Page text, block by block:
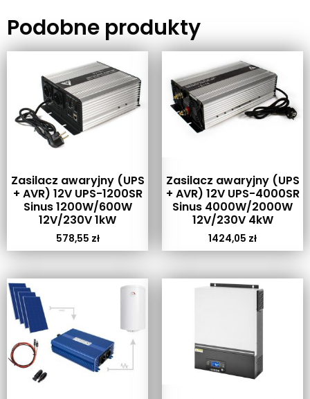
Podobne produkty
Zasilacz awaryjny (UPS
+ AVR) 12V UPS-1200SR
Sinus 1200W/600W
12V/230V 1kW
578,55 zł
Zasilacz awaryjny (UPS
+ AVR) 12V UPS-4000SR
Sinus 4000W/2000W
12V/230V 4kW
1424,05 zł